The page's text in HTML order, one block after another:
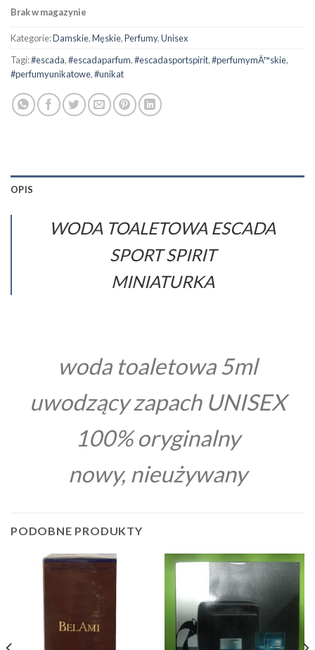
Brak w magazynie
Kategorie:Damskie,Męskie,Perfumy,Unisex
Tagi:#escada,#escadaparfum,#escadasportspirit,#perfumymÄ™skie,
#perfumyunikatowe,#unikat
OPIS
WODA TOALETOWA ESCADA
SPORT SPIRIT
MINIATURKA
woda toaletowa 5ml
uwodzący zapach UNISEX
100% oryginalny
nowy, nieużywany
PODOBNE PRODUKTY